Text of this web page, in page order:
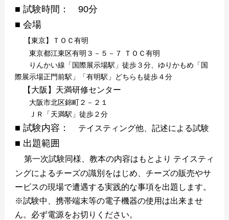
■ 試験時間： 90分
■ 会場
【東京】ＴＯＣ有明
東京都江東区有明３－５－７ ＴＯＣ有明
りんかい線「国際展示場駅」徒歩３分、ゆりかもめ「国
際展示場正門前駅」「有明駅」どちらも徒歩４分
【大阪】天満研修センター
大阪市北区錦町２－２１
ＪＲ「天満駅」徒歩２分
■ 試験内容： テイスティング他、記述による試験
■ 出題範囲
第一次試験同様、教本の内容はもとより テイスティ
ングによるチーズの識別をはじめ、チーズの販売やサ
ービスの現場で遭遇する実践的な事項を出題します。
※試験中、携帯端末等の電子機器の使用は出来ませ
ん。必ず電源をお切りください。